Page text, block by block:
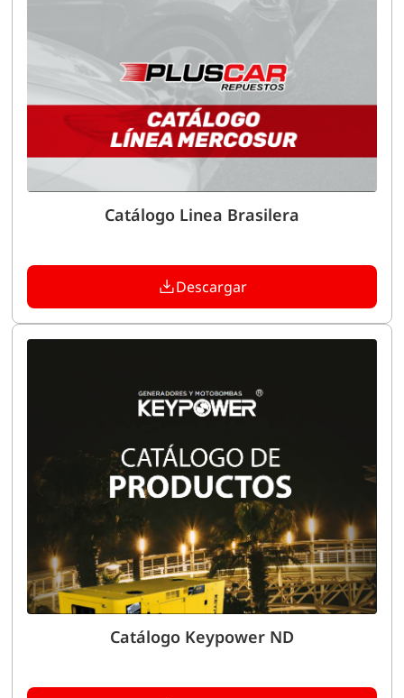
Catálogo Linea Brasilera
Descargar
Catálogo Keypower ND